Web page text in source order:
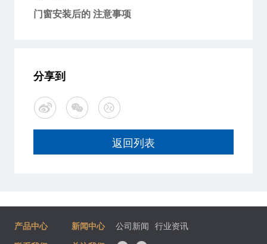
门窗安装后的 注意事项
分享到
返回列表
产品中心 新闻中心 公司新闻 行业资讯